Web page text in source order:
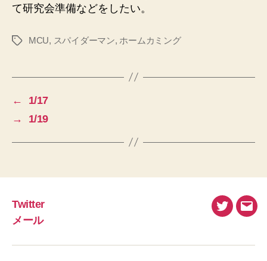
て研究会準備などをしたい。
タ
MCU, スパイダーマン, ホームカミング
←
1/17
→
1/19
Twitter
メール
Twitterメ
ル